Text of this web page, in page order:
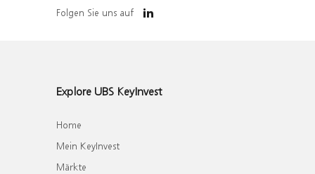
Folgen Sie uns auf
Explore UBS KeyInvest
Home
Mein KeyInvest
Märkte